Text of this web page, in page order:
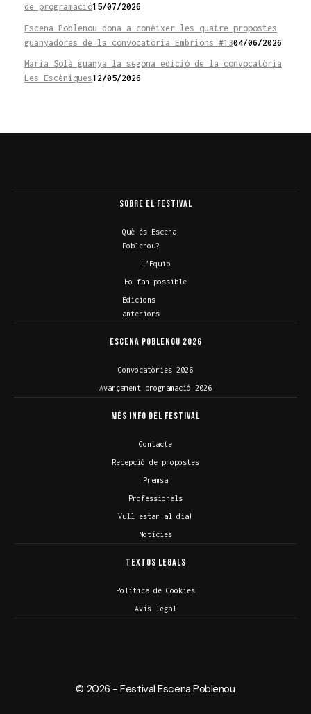
de programació15/07/2026
Escena Poblenou dona a conèixer les quatre propostes
guanyadores de la convocatòria Embrions #1304/06/2026
Maria Solà guanya la segona edició de la convocatòria
Les Escèniques12/05/2026
Sobre el Festival
Què és Escena
Poblenou?
L’Equip
Ho fan possible
Edicions
anteriors
Escena Poblenou 2026
Convocatòries 2026
Avançament programació 2026
Més info del Festival
Contacte
Recepció de propostes
Premsa
Professionals
Vull estar al dia!
Notícies
Textos legals
Política de Cookies
Avís legal
© 2026 - Festival Escena Poblenou